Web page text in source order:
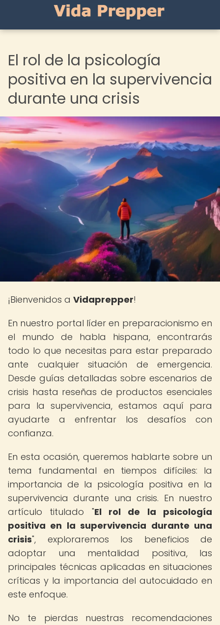
El rol de la psicología
positiva en la supervivencia
durante una crisis
¡Bienvenidos a Vidaprepper!
En nuestro portal líder en preparacionismo en
el mundo de habla hispana, encontrarás
todo lo que necesitas para estar preparado
ante cualquier situación de emergencia.
Desde guías detalladas sobre escenarios de
crisis hasta reseñas de productos esenciales
para la supervivencia, estamos aquí para
ayudarte a enfrentar los desafíos con
confianza.
En esta ocasión, queremos hablarte sobre un
tema fundamental en tiempos difíciles: la
importancia de la psicología positiva en la
supervivencia durante una crisis. En nuestro
artículo titulado "El rol de la psicología
positiva en la supervivencia durante una
crisis", exploraremos los beneficios de
adoptar una mentalidad positiva, las
principales técnicas aplicadas en situaciones
críticas y la importancia del autocuidado en
este enfoque.
No te pierdas nuestras recomendaciones